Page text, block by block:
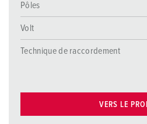
Pôles
Volt
Technique de raccordement
VERS LE